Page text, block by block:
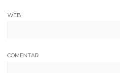
WEB
COMENTAR